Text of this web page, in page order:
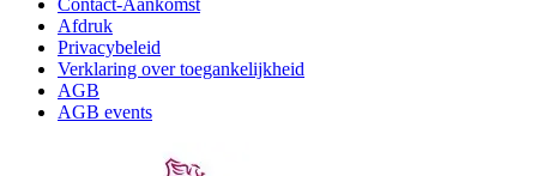
Contact-Aankomst
Afdruk
Privacybeleid
Verklaring over toegankelijkheid
AGB
AGB events